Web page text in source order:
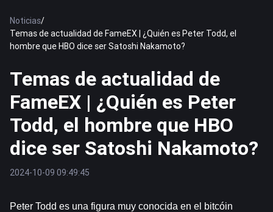
Noticias/
Temas de actualidad de FameEX | ¿Quién es Peter Todd, el
hombre que HBO dice ser Satoshi Nakamoto?
Temas de actualidad de
FameEX | ¿Quién es Peter
Todd, el hombre que HBO
dice ser Satoshi Nakamoto?
2024-10-09 09:49:45
Peter Todd es una figura muy conocida en el bitcóin